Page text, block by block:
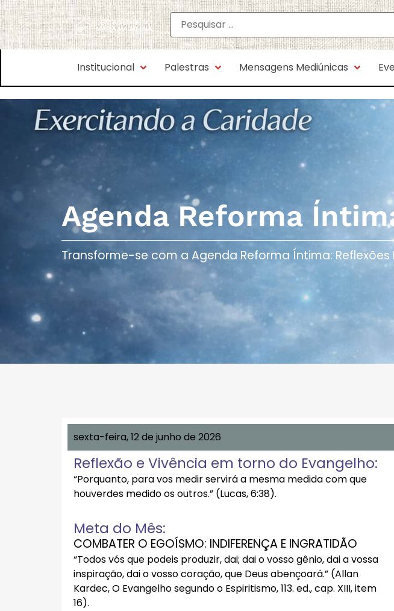
Institucional Palestras Mensagens Mediúnicas
Agenda Reforma
Transforme-se com a Agenda Reforma Íntima: Reflexões
sexta-feira, 12 de junho de 2026
Reflexão e Vivência em torno do Evangelho:
“Porquanto, para vos medir servirá a mesma medida com que
houverdes medido os outros.” (Lucas, 6:38).
Meta do Mês:
COMBATER O EGOÍSMO: INDIFERENÇA E INGRATIDÃO
“Todos vós que podeis produzir, dai; dai o vosso gênio, dai a vossa
inspiração, dai o vosso coração, que Deus abençoará.” (Allan
Kardec, O Evangelho segundo o Espiritismo, 113. ed., cap. XIII, item
16).